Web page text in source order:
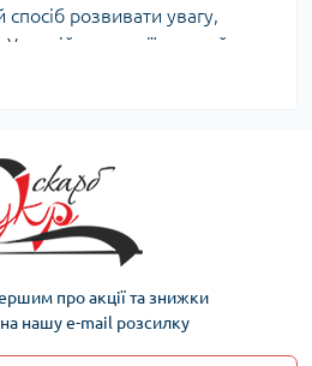
розвивати увагу,
нашій категорії ви знайдете
спеціально для юних
герої
ведмедики та улюблені
дітям справжнє
вишивання.
візерунки
про акції та знижки
нашу e-mail розсилку